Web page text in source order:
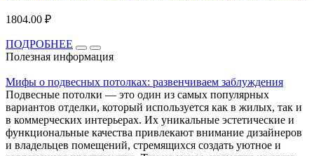
1804.00 ₽
ПОДРОБНЕЕ
Полезная информация
Мифы о подвесных потолках: развенчиваем заблуждения
Подвесные потолки — это один из самых популярных
вариантов отделки, который используется как в жилых, так и
в коммерческих интерьерах. Их уникальные эстетические и
функциональные качества привлекают внимание дизайнеров
и владельцев помещений, стремящихся создать уютное и